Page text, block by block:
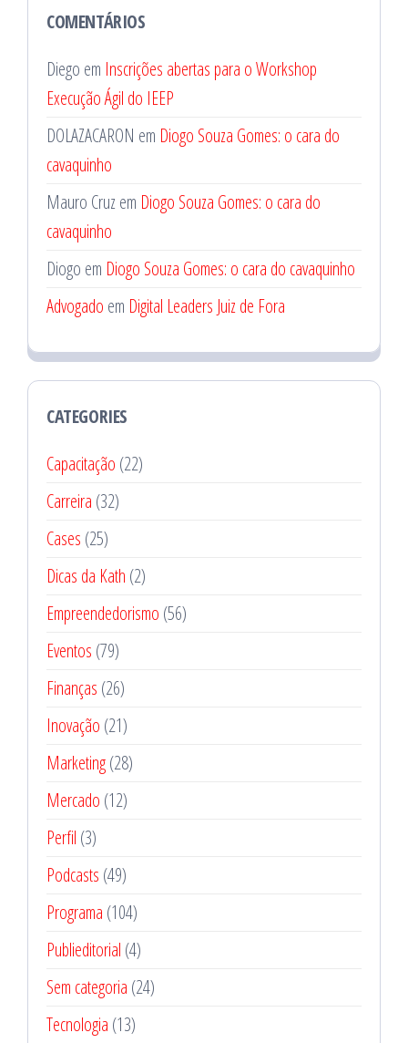
COMENTÁRIOS
Diego em Inscrições abertas para o Workshop
Execução Ágil do IEEP
DOLAZACARON em Diogo Souza Gomes: o cara do
cavaquinho
Mauro Cruz em Diogo Souza Gomes: o cara do
cavaquinho
Diogo em Diogo Souza Gomes: o cara do cavaquinho
Advogado em Digital Leaders Juiz de Fora
CATEGORIES
Capacitação (22)
Carreira (32)
Cases (25)
Dicas da Kath (2)
Empreendedorismo (56)
Eventos (79)
Finanças (26)
Inovação (21)
Marketing(28)
Mercado (12)
Perfil (3)
Podcasts (49)
Programa (104)
Publieditorial (4)
Sem categoria (24)
Tecnologia (13)